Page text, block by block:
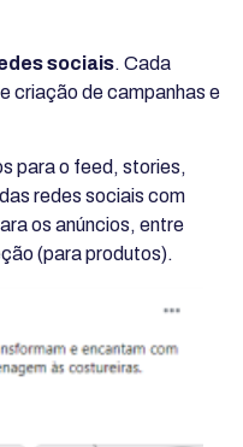
sociais. Cada
criação de campanhas e
para o feed, stories,
redes sociais com
os anúncios, entre
(para produtos).